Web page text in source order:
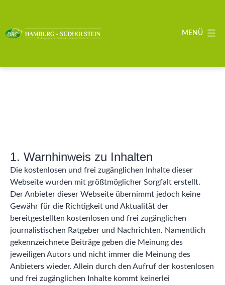
springen
MENÜ
1. Warnhinweis zu Inhalten
Die kostenlosen und frei zugänglichen Inhalte dieser
Webseite wurden mit größtmöglicher Sorgfalt erstellt.
Der Anbieter dieser Webseite übernimmt jedoch keine
Gewähr für die Richtigkeit und Aktualität der
bereitgestellten kostenlosen und frei zugänglichen
journalistischen Ratgeber und Nachrichten. Namentlich
gekennzeichnete Beiträge geben die Meinung des
jeweiligen Autors und nicht immer die Meinung des
Anbieters wieder. Allein durch den Aufruf der kostenlosen
und frei zugänglichen Inhalte kommt keinerlei